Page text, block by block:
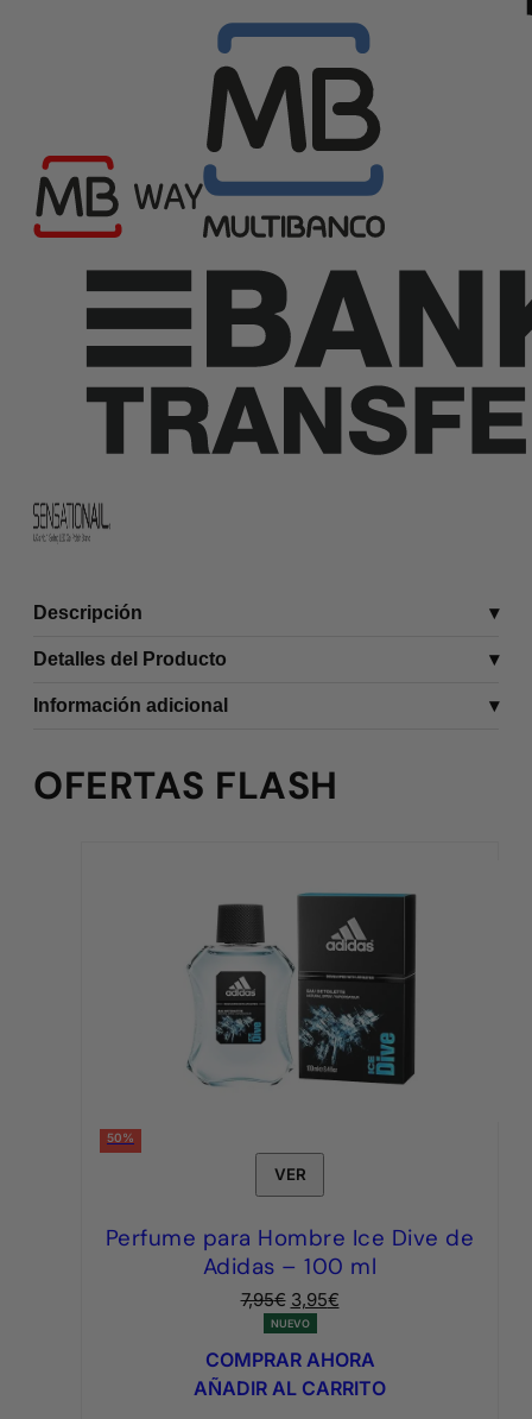
Descripción
Detalles del Producto
Información adicional
OFERTAS FLASH
50%
VER
Perfume para Hombre Ice Dive de
Adidas – 100 ml
7,95€ El
precio
original
era:
3,95€El
actual
es:
NUEVO
COMPRAR AHORA
AÑADIR AL CARRITO